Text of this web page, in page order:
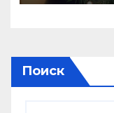
Поиск